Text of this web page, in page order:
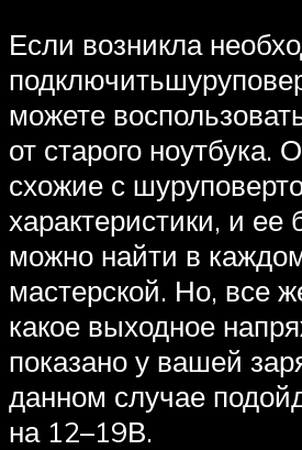
Если возникла
можете
от старого ноутбука.
схожие с
характеристики, и ее
можно найти в
мастерской. Но, все
какое выходное
показано у вашей
данном случае
на 12–19В.